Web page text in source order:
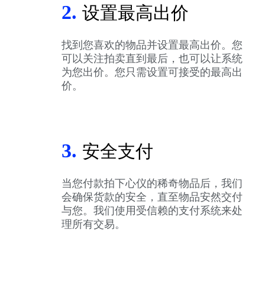
2. 设置最高出价
找到您喜欢的物品并设置最高出价。您
可以关注拍卖直到最后，也可以让系统
为您出价。您只需设置可接受的最高出
价。
3. 安全支付
当您付款拍下心仪的稀奇物品后，我们
会确保货款的安全，直至物品安然交付
与您。我们使用受信赖的支付系统来处
理所有交易。